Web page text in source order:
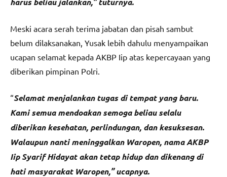
Meski acara serah terima jabatan dan pisah sambut
belum dilaksanakan, Yusak lebih dahulu menyampaikan
ucapan selamat kepada AKBP Iip atas kepercayaan yang
diberikan pimpinan Polri.
“Selamat menjalankan tugas di tempat yang baru.
Kami semua mendoakan semoga beliau selalu
diberikan kesehatan, perlindungan, dan kesuksesan.
Walaupun nanti meninggalkan Waropen, nama AKBP
Iip Syarif Hidayat akan tetap hidup dan dikenang di
hati masyarakat Waropen,” ucapnya.